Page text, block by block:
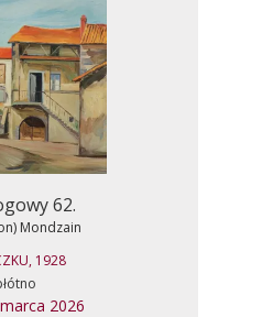
62.
Mondzain
1928
2026